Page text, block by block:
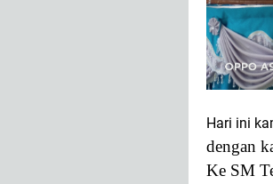
Hari ini
dengan
Ke SM